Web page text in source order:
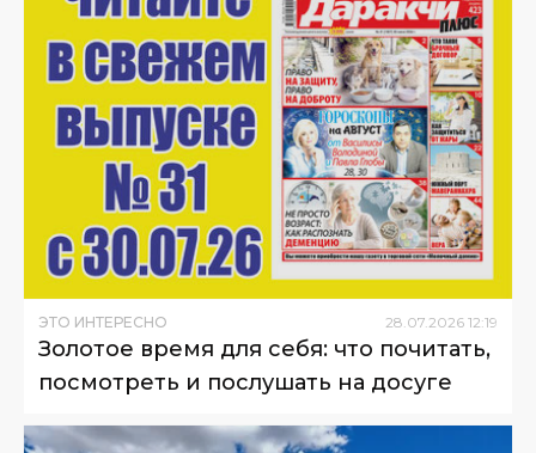
ЭТО ИНТЕРЕСНО 28 07 2026 12:19
Золотое время для себя: что почитать,
посмотреть и послушать на досуге